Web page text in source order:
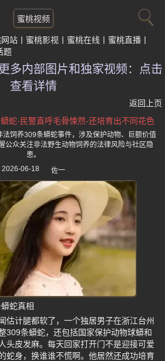
蜜桃视频
站 蜜桃影视 蜜桃在线
蜜桃直播
题
多内部图片和独家视频：点击
查看详情
返回上页
蛇-民警直呼毛骨悚然-还培育出不同花色
饲养309条蟒蛇事件，涉及保护动物、巨额价值
公众关注非法野生动物饲养的法律风险与社区隐
患。
2026-06-18
佐一
蛇真相
估计腿都软了，一个独居男子在浙江台州
309条蟒蛇，还包括国家保护动物球蟒和
头皮发麻。每天回家打开门不是迎接可爱
蛇身，换谁谁不慌啊。他居然还成功培育